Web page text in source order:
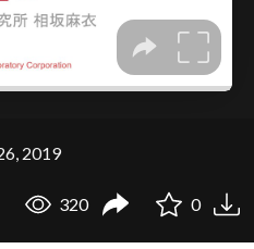
2019
320 0